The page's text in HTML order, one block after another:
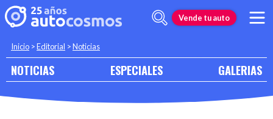
Vende tu auto
Inicio >Editorial >Noticias
NOTICIAS ESPECIALES GALERIAS